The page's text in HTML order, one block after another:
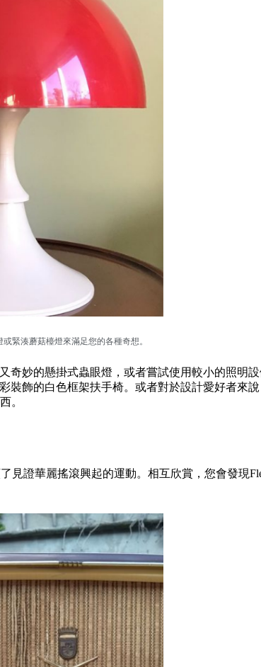
緊湊蘑菇檯燈來滿足您的各種奇想。
奇妙的懸掛式蟲眼燈，或者嘗試使用較小的照明
飾的白色框架扶手椅。或者對於設計愛好者來說
。
見證華麗搖滾興起的運動。相互欣賞，您會發現